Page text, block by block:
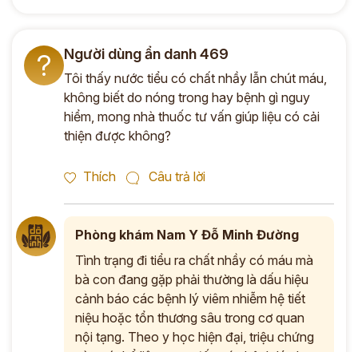
? Người dùng ẩn danh 469
Tôi thấy nước tiểu có chất nhầy lẫn chút máu,
không biết do nóng trong hay bệnh gì nguy
hiểm, mong nhà thuốc tư vấn giúp liệu có cải
thiện được không?
Thích Câu trả lời
Phòng khám Nam Y Đỗ Minh Đường
Tình trạng đi tiểu ra chất nhầy có máu mà
bà con đang gặp phải thường là dấu hiệu
cảnh báo các bệnh lý viêm nhiễm hệ tiết
niệu hoặc tổn thương sâu trong cơ quan
nội tạng. Theo y học hiện đại, triệu chứng